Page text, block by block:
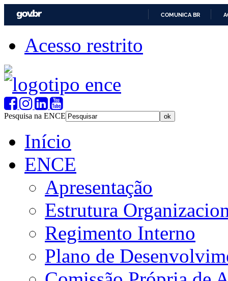
COMUNICA BR
Acesso restrito
Pesquisa na ENCE
Início
ENCE
Apresentação
Estrutura
Regimento Interno
Plano de